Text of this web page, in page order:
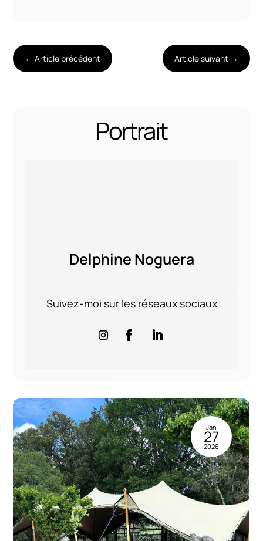
←Article précédent Article suivant →
Portrait
Delphine Noguera
Suivez-moi sur les réseaux sociaux
Jan
27
2026